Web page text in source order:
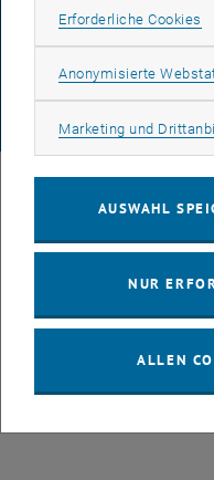
© TU
Erforderliche Cookies
Anonymisierte
Marketing und
AUSWAHL
NUR
ALLEN